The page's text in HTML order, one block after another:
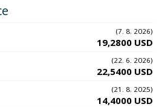
(7. 8. 2026)
19,2800 USD
(22. 6. 2026)
22,5400 USD
(21. 8. 2025)
14,4000 USD